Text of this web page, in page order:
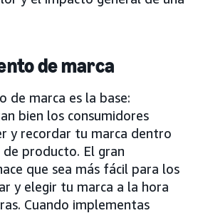
de marca
de marca es la base:
bien los consumidores
y recordar tu marca dentro
producto. El gran
que sea más fácil para los
y elegir tu marca a la hora
Cuando implementas